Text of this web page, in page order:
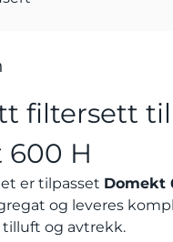
filtersett til
600 H
er tilpasset Domekt
og leveres
og avtrekk.